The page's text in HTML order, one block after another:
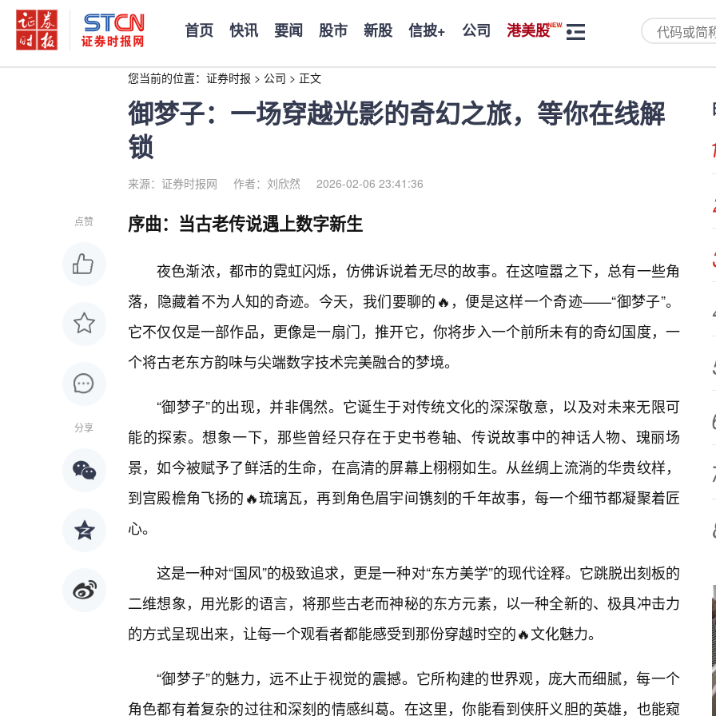
首页 快讯 要闻 股市 新股 信披+ 公司 港美股
您当前的位置： 证券时报 > 公司 > 正文
御梦子：一场穿越光影的奇幻之旅，等你在线解
锁
来源：证券时报网 作者：刘欣然 2026-02-06 23:41:36
点赞
分享
序曲：当古老传说遇上数字新生
夜色渐浓，都市的霓虹闪烁，仿佛诉说着无尽的故事。在这喧嚣之下，总有一些角
落，隐藏着不为人知的奇迹。今天，我们要聊的🔥，便是这样一个奇迹——“御梦子”。
它不仅仅是一部作品，更像是一扇门，推开它，你将步入一个前所未有的奇幻国度，一
个将古老东方韵味与尖端数字技术完美融合的梦境。
“御梦子”的出现，并非偶然。它诞生于对传统文化的深深敬意，以及对未来无限可
能的探索。想象一下，那些曾经只存在于史书卷轴、传说故事中的神话人物、瑰丽场
景，如今被赋予了鲜活的生命，在高清的屏幕上栩栩如生。从丝绸上流淌的华贵纹样，
到宫殿檐角飞扬的🔥琉璃瓦，再到角色眉宇间镌刻的千年故事，每一个细节都凝聚着匠
心。
这是一种对“国风”的极致追求，更是一种对“东方美学”的现代诠释。它跳脱出刻板的
二维想象，用光影的语言，将那些古老而神秘的东方元素，以一种全新的、极具冲击力
的方式呈现出来，让每一个观看者都能感受到那份穿越时空的🔥文化魅力。
“御梦子”的魅力，远不止于视觉的震撼。它所构建的世界观，庞大而细腻，每一个
角色都有着复杂的过往和深刻的情感纠葛。在这里，你能看到侠肝义胆的英雄，也能窥